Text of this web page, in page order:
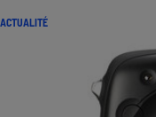
ACTUALITÉ